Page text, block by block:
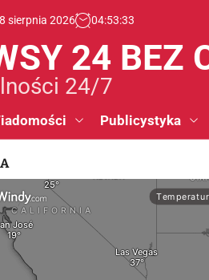
sierpnia 2026 04:53:34
24 BEZ
24/7
Publicystyka